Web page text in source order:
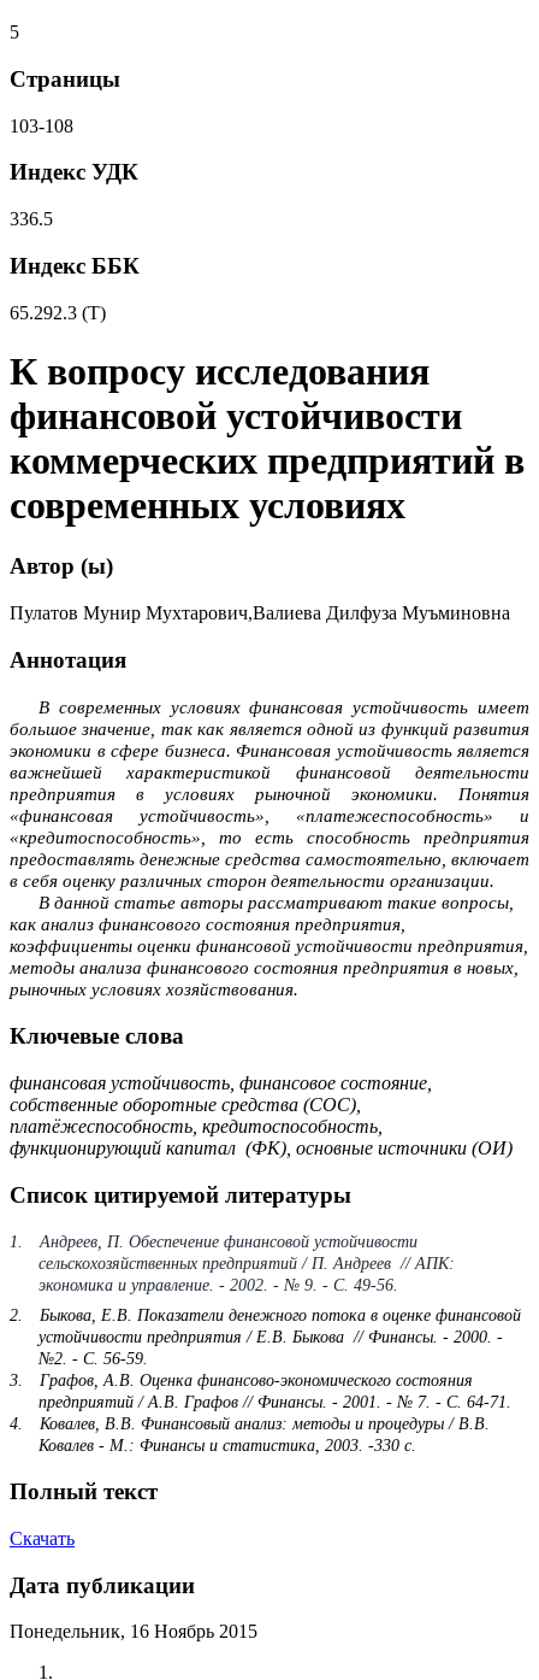
5
Страницы
103-108
Индекс УДК
336.5
Индекс ББК
65.292.3 (Т)
К вопросу исследования
финансовой устойчивости
коммерческих предприятий в
современных условиях
Автор (ы)
Пулатов Мунир Мухтарович,Валиева Дилфуза Муъминовна
Аннотация
В современных условиях финансовая устойчивость имеет
большое значение, так как является одной из функций развития
экономики в сфере бизнеса. Финан­совая устойчивость является
важнейшей характеристикой финансовой деятель­ности
предприятия в условиях рыночной экономики. Понятия
«финансовая устой­чивость», «платежеспособность» и
«кредитоспособность», то есть способность предприятия
предоставлять денежные средства самостоятельно, включает
в себя оценку различных сторон деятельности организации.
В данной статье авторы рассматривают такие вопросы,
как анализ финан­сового состояния предприятия,
коэффициенты оценки финансовой устойчивости предприятия,
методы анализа финансового состояния предприятия в новых,
рыночных условиях хозяйствования.
Ключевые слова
финансовая устойчивость, финансовое состояние,
собственные оборотные средства (СОС),
платёжеспособность, кредитоспособность,
функционирующий капитал (ФК), основные источники (ОИ)
Список цитируемой литературы
1.
Андреев, П. Обеспечение финансовой устойчивости
сельскохозяйственных предприятий / П. Андреев // АПК:
экономика и управление. - 2002. - № 9. - С. 49-56.
2.
Быкова, Е.В. Показатели денежного потока в оценке финансовой
устойчивости предприятия / Е.В. Быкова // Финансы. - 2000. -
№2. - С. 56-59.
3.
Графов, А.В. Оценка финансово-экономического состояния
предприятий / А.В. Графов // Финансы. - 2001. - № 7. - С. 64-71.
4.
Ковалев, В.В. Финансовый анализ: методы и процедуры / В.В.
Ковалев - М.: Финансы и статистика, 2003. -330 с.
Полный текст
Скачать
Дата публикации
Понедельник, 16 Ноябрь 2015